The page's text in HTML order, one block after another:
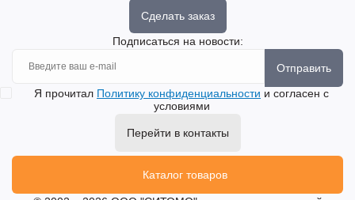
Сделать заказ
Подписаться на новости:
Отправить
Я прочитал Политику конфиденциальности и согласен с
условиями
Перейти в контакты
Каталог товаров